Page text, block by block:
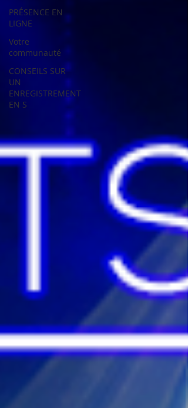
PRÉSENCE EN
LIGNE
Votre
communauté
CONSEILS SUR
UN
ENREGISTREMENT
EN S